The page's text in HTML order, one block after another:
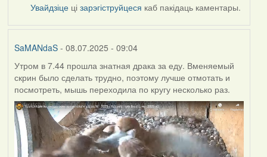
Увайдзіце цізарэгіструйцеся каб пакідаць каментары.
SaMANdaS- 08.07.2025 - 09:04
Утром в 7.44 прошла знатная драка за еду. Вменяемый
скрин было сделать трудно, поэтому лучше отмотать и
посмотреть, мышь переходила по кругу несколько раз.